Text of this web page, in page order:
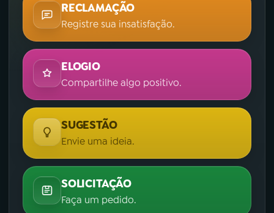
RECLAMAÇÃO
Registre sua insatisfação.
ELOGIO
Compartilhe algo positivo.
SUGESTÃO
Envie uma ideia.
SOLICITAÇÃO
Faça um pedido.